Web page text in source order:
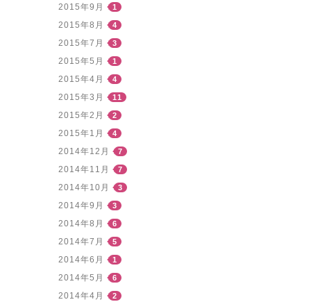
2015年9月 1
2015年8月 4
2015年7月 3
2015年5月 1
2015年4月 4
2015年3月 11
2015年2月 2
2015年1月 4
2014年12月 7
2014年11月 7
2014年10月 3
2014年9月 3
2014年8月 6
2014年7月 5
2014年6月 1
2014年5月 6
2014年4月 2